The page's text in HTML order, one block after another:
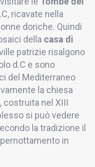
ricavate nella
doriche. Quindi
della casa di
patrizie risalgono
d.C e sono
del Mediterraneo
la chiesa
, costruita nel XIII
si può vedere
la tradizione il
in